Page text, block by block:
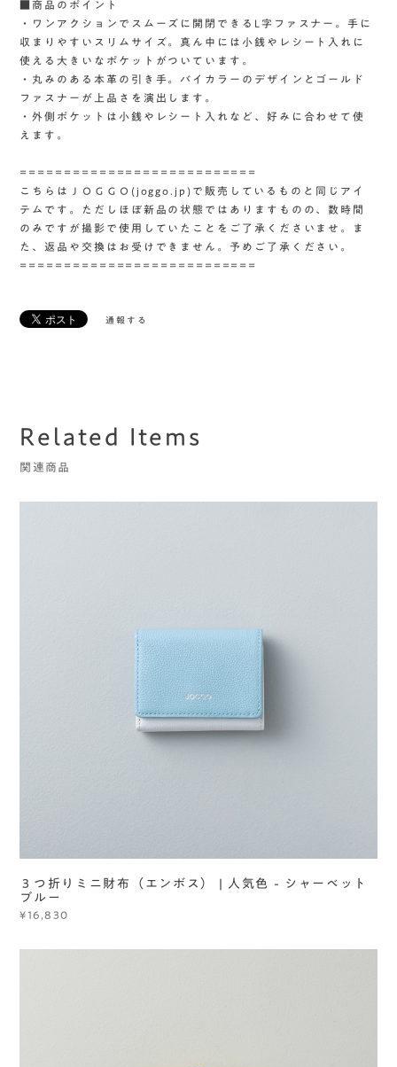
■商品のポイント
・ワンアクションでスムーズに開閉できるL字ファスナー。手に
収まりやすいスリムサイズ。真ん中には小銭やレシート入れに
使える大きいなポケットがついています。
・丸みのある本革の引き手。バイカラーのデザインとゴールド
ファスナーが上品さを演出します。
・外側ポケットは小銭やレシート入れなど、好みに合わせて使
えます。
===========================
こちらはＪＯＧＧＯ(joggo.jp)で販売しているものと同じアイ
テムです。ただしほぼ新品の状態ではありますものの、数時間
のみですが撮影で使用していたことをご了承くださいませ。ま
た、返品や交換はお受けできません。予めご了承ください。
===========================
通報する
Related Items
関連商品
３つ折りミニ財布（エンボス） | 人気色 - シャーベット
ブルー
¥16,830